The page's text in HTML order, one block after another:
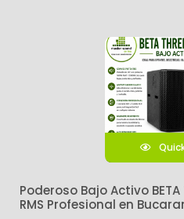
Poderoso Bajo Activo BETA
RMS Profesional en